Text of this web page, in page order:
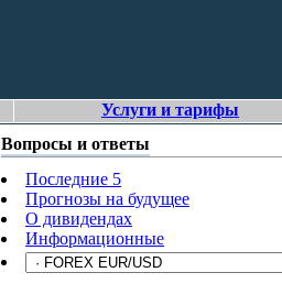
Услуги и тарифы
Вопросы и ответы
Последние 5
Прогнозы на будущее
О дивидендах
Информационные